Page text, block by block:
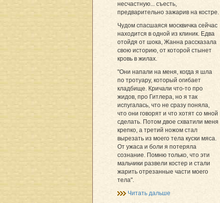
несчастную... съесть,
предварительно зажарив на костре.
Чудом спасшаяся москвичка сейчас
находится в одной из клиник. Едва
отойдя от шока, Жанна рассказала
свою историю, от которой стынет
кровь в жилах.
"Они напали на меня, когда я шла
по тротуару, который огибает
кладбище. Кричали что-то про
жидов, про Гитлера, но я так
испугалась, что не сразу поняла,
что они говорят и что хотят со мной
сделать. Потом двое схватили меня
крепко, а третий ножом стал
вырезать из моего тела куски мяса.
От ужаса и боли я потеряла
сознание. Помню только, что эти
мальчики развели костер и стали
жарить отрезанные части моего
тела".
Читать дальше